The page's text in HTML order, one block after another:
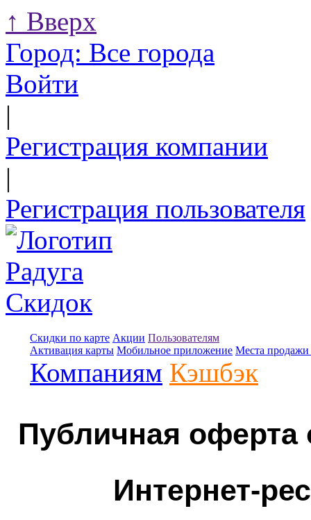
↑ Вверх
Город: Все города
Войти
|
Регистрация компании
|
Регистрация пользователя
Скидки по карте Акции Пользователям
Активация карты Мобильное приложение Места продажи
Компаниям Кэшбэк
Публичная
Интернет-